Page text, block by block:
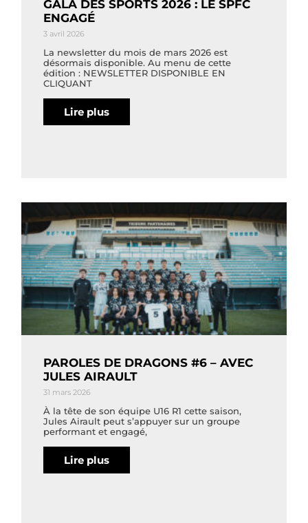
GALA DES SPORTS 2026 : LE SPFC
ENGAGÉ
3 avril 2026
La newsletter du mois de mars 2026 est
désormais disponible. Au menu de cette
édition : NEWSLETTER DISPONIBLE EN
CLIQUANT
Lire plus
PAROLES DE DRAGONS #6 – AVEC
JULES AIRAULT
31 mars 2026
À la tête de son équipe U16 R1 cette saison,
Jules Airault peut s’appuyer sur un groupe
performant et engagé,
Lire plus